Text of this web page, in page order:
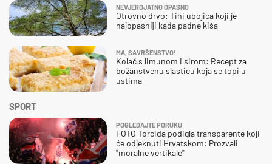
SPORT
POGLEDAJTE PORUKU
FOTO Torcida podigla transparente koji
će odjeknuti Hrvatskom: Prozvali
"moralne vertikale"
NEVJEROJATNO OPASNO
Otrovno drvo: Tihi ubojica koji je
najopasniji kada padne kiša
MA, SAVRŠENSTVO!
Kolač s limunom i sirom: Recept za
božanstvenu slasticu koja se topi u
ustima